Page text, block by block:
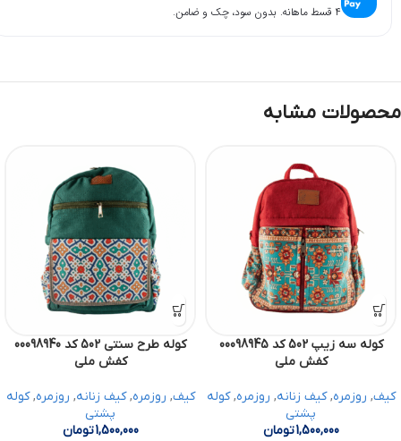
۴ قسط ماهانه. بدون سود، چک و ضامن.
محصولات مشابه
کوله سه زیپ 502 کد 00098945
کفش ملی
کیف, روزمره,کیف زنانه, روزمره,کوله
پشتی
1,500,000تومان
کوله طرح سنتی 502 کد 00098940
کفش ملی
کیف, روزمره,کیف زنانه, روزمره,کوله
پشتی
1,500,000تومان